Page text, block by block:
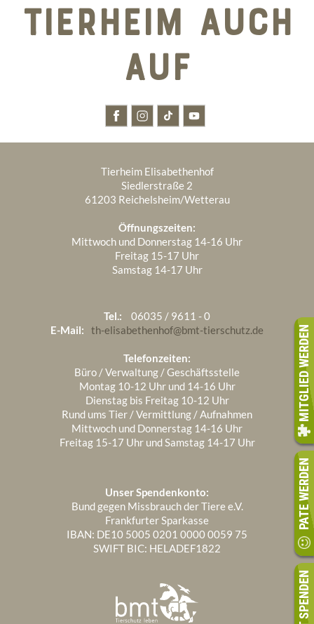
MITGLIED WERDEN
PATE WERDEN
TIERHEIM AUCH
AUF
Tierheim Elisabethenhof
Siedlerstraße 2
61203 Reichelsheim/Wetterau
Öffnungszeiten:
Mittwoch und Donnerstag 14-16 Uhr
Freitag 15-17 Uhr
Samstag 14-17 Uhr
Tel.:
06035 / 9611 - 0
E-Mail:
th-elisabethenhof@bmt-tierschutz.de
Telefonzeiten:
Büro / Verwaltung / Geschäftsstelle
Montag 10-12 Uhr und 14-16 Uhr
Dienstag bis Freitag 10-12 Uhr
Rund ums Tier / Vermittlung / Aufnahmen
Mittwoch und Donnerstag 14-16 Uhr
Freitag 15-17 Uhr und Samstag 14-17 Uhr
Unser Spendenkonto:
Bund gegen Missbrauch der Tiere e.V.
Frankfurter Sparkasse
IBAN: DE10 5005 0201 0000 0059 75
SWIFT BIC: HELADEF1822